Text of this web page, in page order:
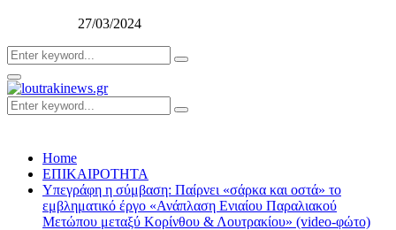
27/03/2024
Search
for:
Search
Primary
Menu
Search
for:
Search
Home
ΕΠΙΚΑΙΡΟΤΗΤΑ
Υπεγράφη η σύμβαση: Παίρνει «σάρκα και οστά» το
εμβληματικό έργο «Ανάπλαση Ενιαίου Παραλιακού
Μετώπου μεταξύ Κορίνθου & Λουτρακίου» (video-φώτο)